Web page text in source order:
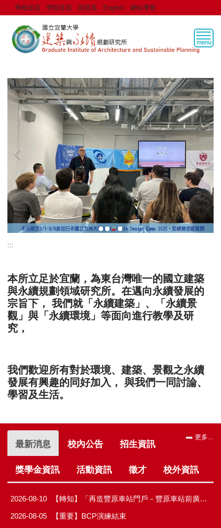
跳
到
::: 學校首頁 學院首頁 回首頁 English 網站導覽
:::
本所立足於宜蘭，為東台灣唯一的國立建築
與永續規劃領域研究所。在邁向永續發展的
宗旨下， 我們就「永續建築」、「永續景
觀」與「永續環境」等面向進行教學及研
究，
我們歡迎所有對於環境、建築、景觀之永續
發展有興趣的同好加入， 與我們一同討論、
學習及生活。
最新消息 校內公告 招生資訊
獎學金資訊 活動資訊 徵才 校外資訊
2026-08-10 【轉知】「再造豐原車站門戶－豐原車站前廣場交通與景觀整體改善創意設計競賽」報名止8/20止。
2026-08-05 【重要】BCP演練結束
更多...